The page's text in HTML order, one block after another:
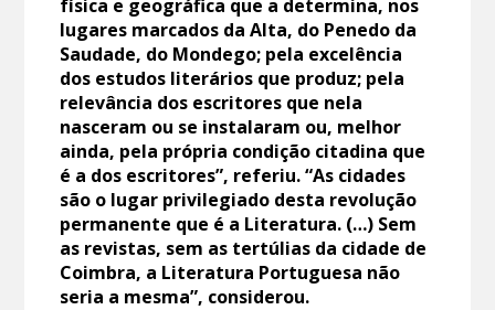
física e geográfica que a determina, nos
lugares marcados da Alta, do Penedo da
Saudade, do Mondego; pela excelência
dos estudos literários que produz; pela
relevância dos escritores que nela
nasceram ou se instalaram ou, melhor
ainda, pela própria condição citadina que
é a dos escritores”, referiu. “As cidades
são o lugar privilegiado desta revolução
permanente que é a Literatura. (…) Sem
as revistas, sem as tertúlias da cidade de
Coimbra, a Literatura Portuguesa não
seria a mesma”, considerou.